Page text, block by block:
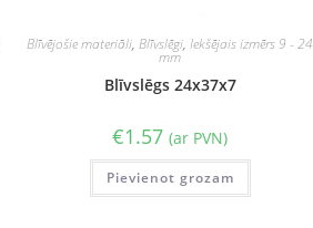
Blīvējošie materiāli,Blīvslēgi,Iekšējais izmērs 9 - 24
mm
Blīvslēgs 24x37x7
€1.57 (ar PVN)
Pievienot grozam